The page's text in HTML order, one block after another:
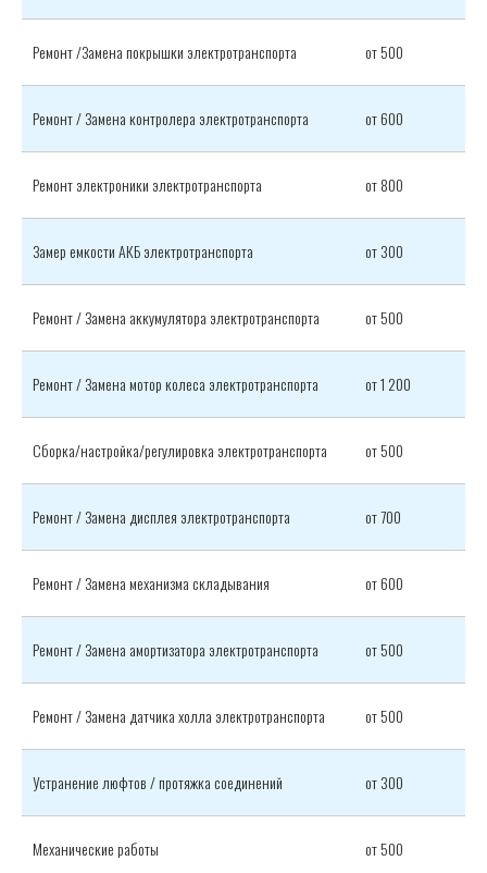
Ремонт /Замена покрышки электротранспорта от 500
Ремонт / Замена контролера электротранспорта от 600
Ремонт электроники электротранспорта от 800
Замер емкости АКБ электротранспорта от 300
Ремонт / Замена аккумулятора электротранспорта от 500
Ремонт / Замена мотор колеса электротранспорта от 1 200
Сборка/настройка/регулировка электротранспорта от 500
Ремонт / Замена дисплея электротранспорта от 700
Ремонт / Замена механизма складывания от 600
Ремонт / Замена амортизатора электротранспорта от 500
Ремонт / Замена датчика холла электротранспорта от 500
Устранение люфтов / протяжка соединений от 300
Механические работы от 500